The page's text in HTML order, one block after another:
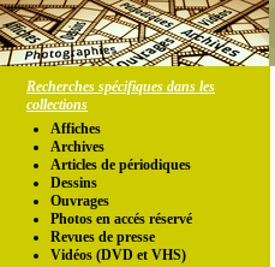
Recherches spécifiques dans les
collections
Affiches
Archives
Articles de périodiques
Dessins
Ouvrages
Photos en accés réservé
Revues de presse
Vidéos (DVD et VHS)